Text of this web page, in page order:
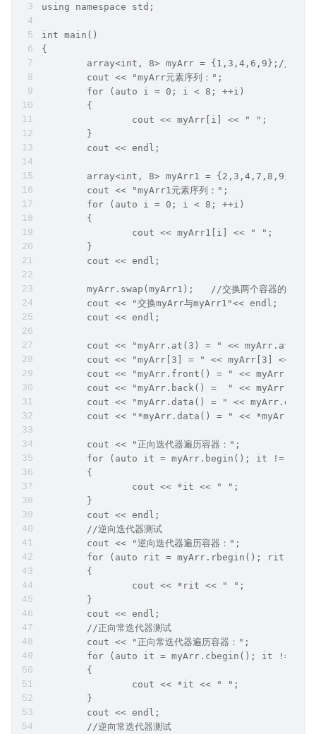
using namespace std;
int main()
{
array<int, 8> myArr = {1,3,4,6,9};//固定
	cout << "myArr元素序列：";
	for (auto i = 0; i < 8; ++i)
	{
		cout << myArr[i] << " ";
	}
	cout << endl;
array<int, 8> myArr1 = {2,3,4,7,8,9};//固
	cout << "myArr1元素序列：";
	for (auto i = 0; i < 8; ++i)
	{
		cout << myArr1[i] << " ";
	}
	cout << endl;
	myArr.swap(myArr1);   //交换两个容器的内容
	cout << "交换myArr与myArr1"<< endl;
	cout << endl;
cout << "myArr.at(3) = " << myArr.at(3)
cout << "myArr[3] = " << myArr[3] <<
cout << "myArr.front() = " <<
cout << "myArr.back() =  " <<
cout << "myArr.data() = " << myArr.data()
cout << "*myArr.data() = " <<
	cout << "正向迭代器遍历容器：";
for (auto it = myArr.begin(); it !=
	{
		cout << *it << " ";
	}
	cout << endl;
	//逆向迭代器测试
	cout << "逆向迭代器遍历容器：";
for (auto rit = myArr.rbegin(); rit !=
	{
		cout << *rit << " ";
	}
	cout << endl;
	//正向常迭代器测试
	cout << "正向常迭代器遍历容器：";
for (auto it = myArr.cbegin(); it !=
	{
		cout << *it << " ";
	}
	cout << endl;
	//逆向常迭代器测试